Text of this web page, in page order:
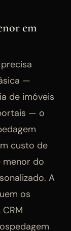
em
—
de imóveis
— o
custo de
menor do
A
os